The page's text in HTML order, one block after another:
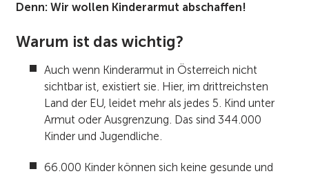
Denn: Wir wollen Kinderarmut abschaffen!
Warum ist das wichtig?
Auch wenn Kinderarmut in Österreich nicht
sichtbar ist, existiert sie. Hier, im drittreichsten
Land der EU, leidet mehr als jedes 5. Kind unter
Armut oder Ausgrenzung. Das sind 344.000
Kinder und Jugendliche.
66.000 Kinder können sich keine gesunde und